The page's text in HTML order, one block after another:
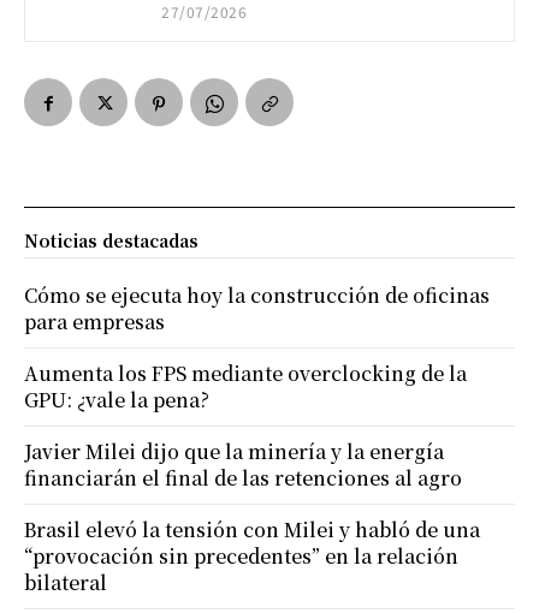
27/07/2026
Noticias destacadas
Cómo se ejecuta hoy la construcción de oficinas
para empresas
Aumenta los FPS mediante overclocking de la
GPU: ¿vale la pena?
Javier Milei dijo que la minería y la energía
financiarán el final de las retenciones al agro
Brasil elevó la tensión con Milei y habló de una
“provocación sin precedentes” en la relación
bilateral